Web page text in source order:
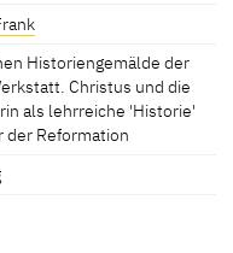
Historiengemälde der
Christus und die
als lehrreiche 'Historie'
der Reformation